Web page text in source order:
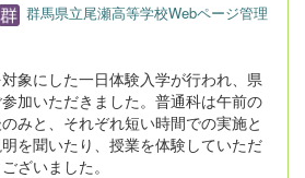
群馬県立尾瀬高等学校Webページ管理
象にした一日体験入学が行われ、県
加いただきました。普通科は午前の
みと、それぞれ短い時間での実施と
を聞いたり、授業を体験していただ
ざいました。